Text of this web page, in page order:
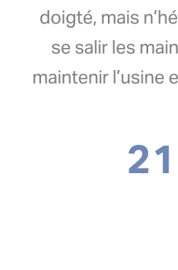
doigté, mais
se salir les
maintenir l’usine